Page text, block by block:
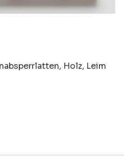
Holz, Leim